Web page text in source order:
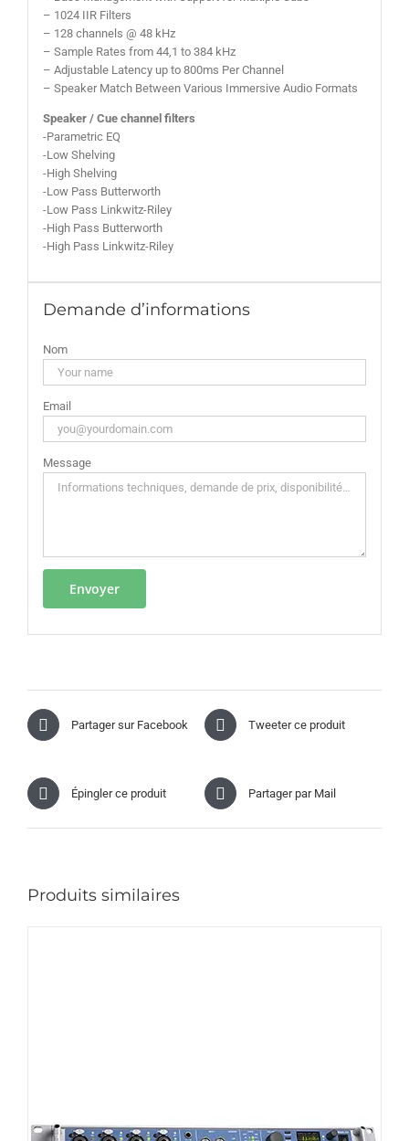
– 1024 IIR Filters
– 128 channels @ 48 kHz
– Sample Rates from 44,1 to 384 kHz
– Adjustable Latency up to 800ms Per Channel
– Speaker Match Between Various Immersive Audio Formats
Speaker / Cue channel filters
-Parametric EQ
-Low Shelving
-High Shelving
-Low Pass Butterworth
-Low Pass Linkwitz-Riley
-High Pass Butterworth
-High Pass Linkwitz-Riley
Demande d’informations
Nom
Email
Message
Partager sur Facebook Tweeter ce produit
Épingler ce produit Partager par Mail
Produits similaires